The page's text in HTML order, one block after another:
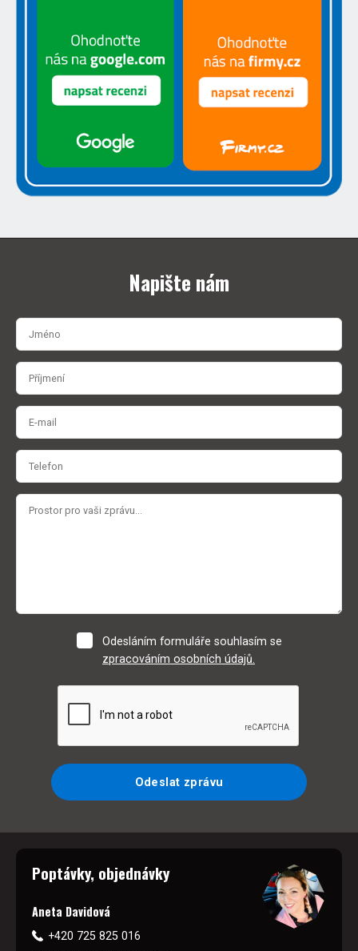
Napište nám
Odesláním formuláře souhlasím se
zpracováním osobních údajů.
Odeslat zprávu
Poptávky, objednávky
Aneta Davidová
+420 725 825 016